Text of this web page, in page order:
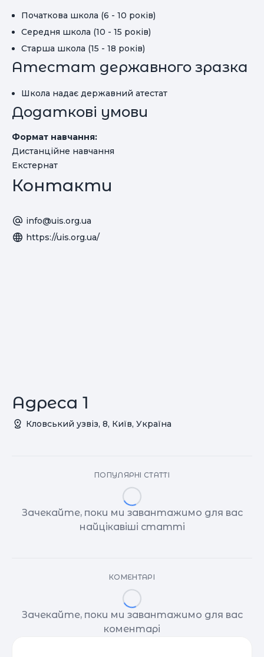
Початкова школа (6 - 10 років)
Середня школа (10 - 15 років)
Старша школа (15 - 18 років)
Атестат державного зразка
Школа надає державний атестат
Додаткові умови
Формат навчання:
Дистанційне навчання
Екстернат
Контакти
info@uis.org.ua
https://uis.org.ua/
Адреса 1
Кловський узвіз, 8, Київ, Україна
ПОПУЛЯРНІ СТАТТІ
Зачекайте, поки ми завантажимо для вас
найцікавіші статті
КОМЕНТАРІ
Зачекайте, поки ми завантажимо для вас
коментарі